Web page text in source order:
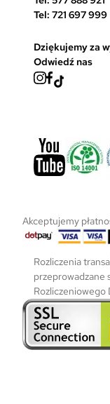
Tel: 721 697 999
Dziękujemy za
Odwiedź nas
Akceptujemy
Rozliczenia
przeprowadzane
Rozliczeniowego